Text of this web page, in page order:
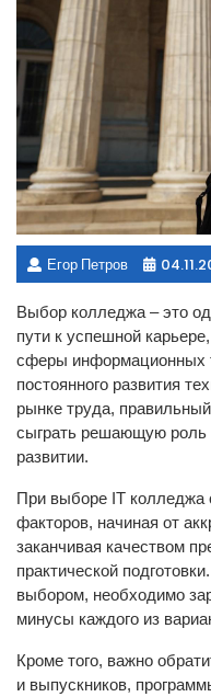
Егор Петров
Выбор колледжа – это
пути к успешной
сферы информационных
постоянного развития
рынке труда,
сыграть решающую
развитии.
При выборе IT колледжа
факторов, начиная от
заканчивая качеством
практической
выбором, необходимо
минусы каждого из
Кроме того, важно
и выпускников,